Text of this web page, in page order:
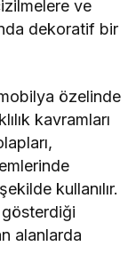
ve
dekoratif bir
özelinde
kavramları
kullanılır.
alanlarda